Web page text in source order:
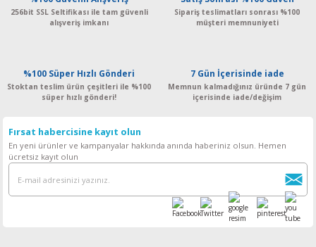
256bit SSL Seltifikası ile tam güvenli
alışveriş imkanı
Sipariş teslimatları sonrası %100
müşteri memnuniyeti
%100 Süper Hızlı Gönderi
Stoktan teslim ürün çeşitleri ile %100
süper hızlı gönderi!
7 Gün İçerisinde iade
Memnun kalmadığınız üründe 7 gün
içerisinde iade/değişim
Fırsat habercisine kayıt olun
En yeni ürünler ve kampanyalar hakkında anında haberiniz olsun. Hemen
ücretsiz kayıt olun